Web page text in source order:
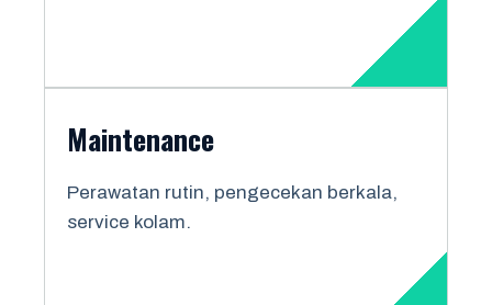
Maintenance
Perawatan rutin, pengecekan berkala,
service kolam.